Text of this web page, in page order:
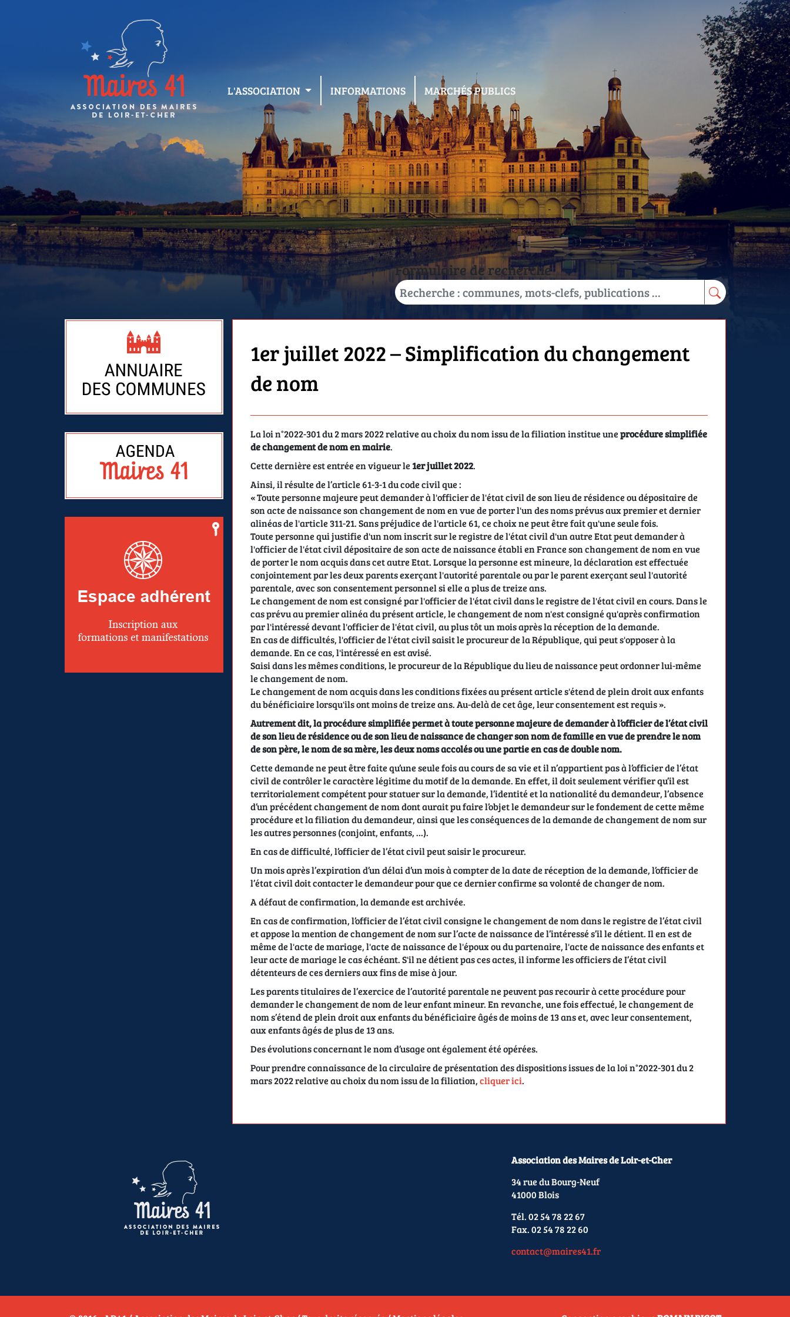
L'ASSOCIATION INFORMATIONS MARCHÉS PUBLICS
Formulaire de recherche
1er juillet 2022 – Simplification du changement
de nom
La loi n°2022-301 du 2 mars 2022 relative au choix du nom issu de la filiation institue uneprocédure simplifiée
de changement de nom en mairie.
Cette dernière est entrée en vigueur le1er juillet 2022.
Ainsi, il résulte de l’article 61-3-1 du code civil que :
«Toute personne majeure peut demander à l'officier de l'état civil de son lieu de résidence ou dépositaire de
son acte de naissance son changement de nom en vue de porter l'un des noms prévus aux premier et dernier
alinéas de l'article 311-21. Sans préjudice de l'article 61, ce choix ne peut être fait qu'une seule fois.
Toute personne qui justifie d'un nom inscrit sur le registre de l'état civil d'un autre Etat peut demander à
l'officier de l'état civil dépositaire de son acte de naissance établi en France son changement de nom en vue
de porter le nom acquis dans cet autre Etat. Lorsque la personne est mineure, la déclaration est effectuée
conjointement par les deux parents exerçant l'autorité parentale ou par le parent exerçant seul l'autorité
parentale, avec son consentement personnel si elle a plus de treize ans.
Le changement de nom est consigné par l'officier de l'état civil dans le registre de l'état civil en cours. Dans le
cas prévu au premier alinéa du présent article, le changement de nom n'est consigné qu'après confirmation
par l'intéressé devant l'officier de l'état civil, au plus tôt un mois après la réception de la demande.
En cas de difficultés, l'officier de l'état civil saisit le procureur de la République, qui peut s'opposer à la
demande. En ce cas, l'intéressé en est avisé.
Saisi dans les mêmes conditions, le procureur de la République du lieu de naissance peut ordonner lui-même
le changement de nom.
Le changement de nom acquis dans les conditions fixées au présent article s'étend de plein droit aux enfants
du bénéficiaire lorsqu'ils ont moins de treize ans. Au-delà de cet âge, leur consentement est requis».
Autrement dit, la procédure simplifiée permet à toute personne majeure de demander à l’officier de l’état civil
de son lieu de résidence ou de son lieu de naissance de changer son nom de famille en vue de prendre le nom
de son père, le nom de sa mère, les deux noms accolés ou une partie en cas de double nom.
Cette demande ne peut être faite qu’une seule fois au cours de sa vie et il n’appartient pas à l’officier de l’état
civil de contrôler le caractère légitime du motif de la demande. En effet, il doit seulement vérifier qu’il est
territorialement compétent pour statuer sur la demande, l’identité et la nationalité du demandeur, l’absence
d’un précédent changement de nom dont aurait pu faire l’objet le demandeur sur le fondement de cette même
procédure et la filiation du demandeur, ainsi que les conséquences de la demande de changement de nom sur
les autres personnes (conjoint, enfants, …).
En cas de difficulté, l’officier de l’état civil peut saisir le procureur.
Un mois après l’expiration d’un délai d’un mois à compter de la date de réception de la demande, l’officier de
l’état civil doit contacter le demandeur pour que ce dernier confirme sa volonté de changer de nom.
A défaut de confirmation, la demande est archivée.
En cas de confirmation, l’officier de l’état civil consigne le changement de nom dans le registre de l’état civil
et appose la mention de changement de nom sur l’acte de naissance de l’intéressé s’il le détient. Il en est de
même de l'acte de mariage, l'acte de naissance de l'époux ou du partenaire, l'acte de naissance des enfants et
leur acte de mariage le cas échéant. S'il ne détient pas ces actes, il informe les officiers de I’état civil
détenteurs de ces derniers aux fins de mise à jour.
Les parents titulaires de l’exercice de l’autorité parentale ne peuvent pas recourir à cette procédure pour
demander le changement de nom de leur enfant mineur. En revanche, une fois effectué, le changement de
nom s’étend de plein droit aux enfants du bénéficiaire âgés de moins de 13 ans et, avec leur consentement,
aux enfants âgés de plus de 13 ans.
Des évolutions concernant le nom d’usage ont également été opérées.
Pour prendre connaissance de la circulaire de présentation des dispositions issues de la loi n°2022-301 du 2
mars 2022 relative au choix du nom issu de la filiation,cliquer ici.
Association des Maires de Loir-et-Cher
34 rue du Bourg-Neuf
41000 Blois
Tél. 02 54 78 22 67
Fax. 02 54 78 22 60
contact@maires41.fr